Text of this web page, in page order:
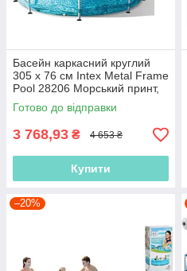
Басейн каркасний круглий
305 x 76 см Intex Metal Frame
Pool 28206 Морський принт,
4485л,
Готово до відправки
3 768,93 ₴ 4 653 ₴
Купити
–20%